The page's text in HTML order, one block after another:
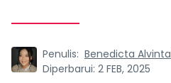
Penulis: Benedicta Alvinta
Diperbarui: 2 FEB, 2025